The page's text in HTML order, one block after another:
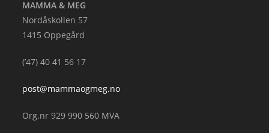
MAMMA & MEG
Nordåskollen 57
1415 Oppegård
(’47) 40 41 56 17
post@mammaogmeg.no
Org.nr 929 990 560 MVA